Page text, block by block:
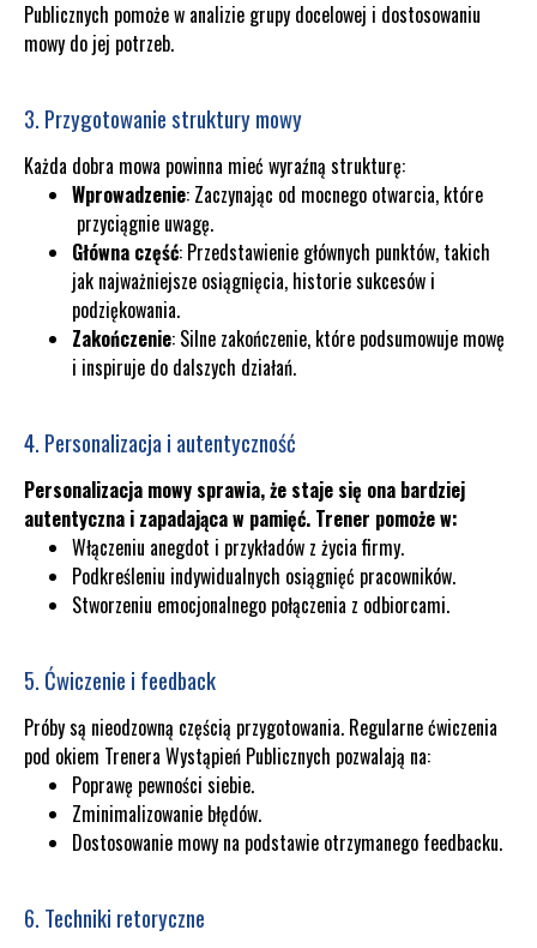
Publicznych pomoże w analizie grupy docelowej i dostosowaniu
mowy do jej potrzeb.
3. Przygotowanie struktury mowy
Każda dobra mowa powinna mieć wyraźną strukturę:
Wprowadzenie: Zaczynając od mocnego otwarcia, które
przyciągnie uwagę.
Główna część: Przedstawienie głównych punktów, takich
jak najważniejsze osiągnięcia, historie sukcesów i
podziękowania.
Zakończenie: Silne zakończenie, które podsumowuje mowę
i inspiruje do dalszych działań.
4. Personalizacja i autentyczność
Personalizacja mowy sprawia, że staje się ona bardziej
autentyczna i zapadająca w pamięć. Trener pomoże w:
Włączeniu anegdot i przykładów z życia firmy.
Podkreśleniu indywidualnych osiągnięć pracowników.
Stworzeniu emocjonalnego połączenia z odbiorcami.
5. Ćwiczenie i feedback
Próby są nieodzowną częścią przygotowania. Regularne ćwiczenia
pod okiem Trenera Wystąpień Publicznych pozwalają na:
Poprawę pewności siebie.
Zminimalizowanie błędów.
Dostosowanie mowy na podstawie otrzymanego feedbacku.
6. Techniki retoryczne